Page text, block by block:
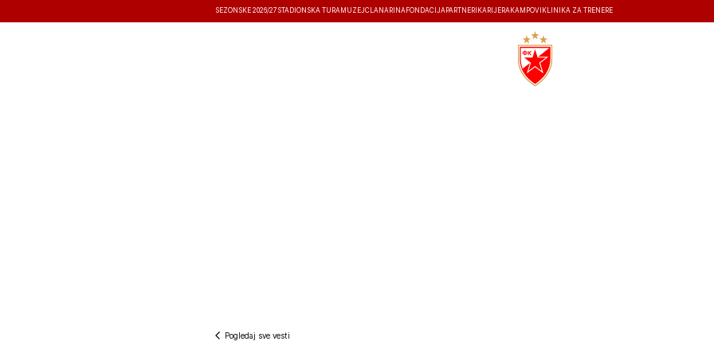
SEZONSKE 2026/27 STADIONSKA TURA MUZEJČLANARINA FONDACIJA PARTNERI KARIJERA KAMPOVI KLINIKA ZA TRENERE
Pogledaj sve vesti